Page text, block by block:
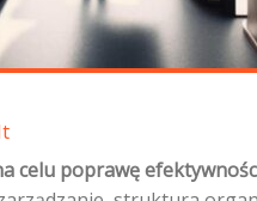
celu poprawę